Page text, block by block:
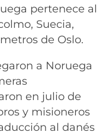
pertenece al
Suecia,
de Oslo.
a Noruega
en julio de
y misioneros
al danés